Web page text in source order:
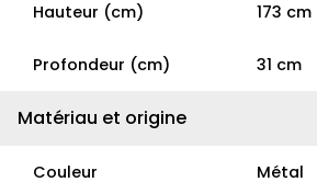
Hauteur (cm) 173 cm
Profondeur (cm) 31 cm
Matériau et origine
Couleur Métal